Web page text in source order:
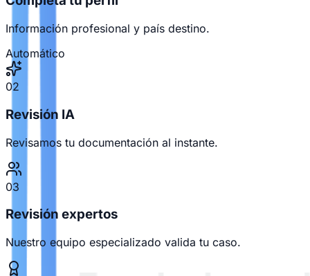
Información profesional y país destino.
Automático
02
Revisión IA
Revisamos tu documentación al instante.
03
Revisión expertos
Nuestro equipo especializado valida tu caso.